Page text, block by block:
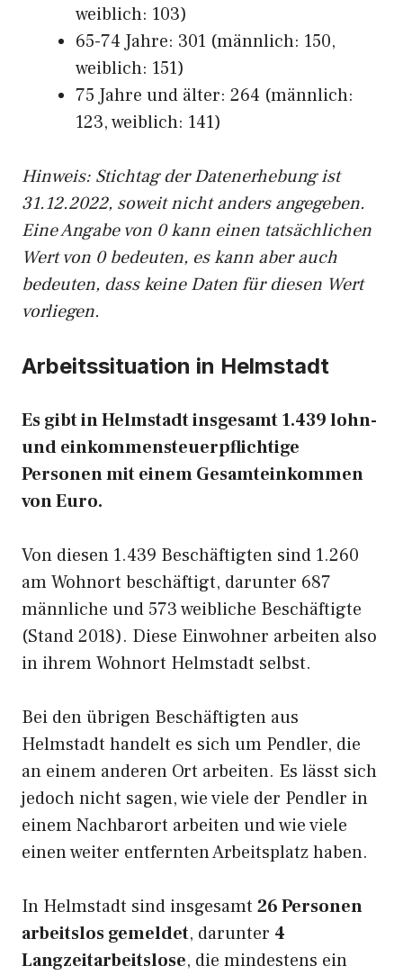
weiblich: 103)
65-74 Jahre: 301 (männlich: 150,
weiblich: 151)
75 Jahre und älter: 264 (männlich:
123, weiblich: 141)
Hinweis: Stichtag der Datenerhebung ist
31.12.2022, soweit nicht anders angegeben.
Eine Angabe von 0 kann einen tatsächlichen
Wert von 0 bedeuten, es kann aber auch
bedeuten, dass keine Daten für diesen Wert
vorliegen.
Arbeitssituation in Helmstadt
Es gibt in Helmstadt insgesamt 1.439 lohn-
und einkommensteuerpflichtige
Personen mit einem Gesamteinkommen
von Euro.
Von diesen 1.439 Beschäftigten sind 1.260
am Wohnort beschäftigt, darunter 687
männliche und 573 weibliche Beschäftigte
(Stand 2018). Diese Einwohner arbeiten also
in ihrem Wohnort Helmstadt selbst.
Bei den übrigen Beschäftigten aus
Helmstadt handelt es sich um Pendler, die
an einem anderen Ort arbeiten. Es lässt sich
jedoch nicht sagen, wie viele der Pendler in
einem Nachbarort arbeiten und wie viele
einen weiter entfernten Arbeitsplatz haben.
In Helmstadt sind insgesamt 26 Personen
arbeitslos gemeldet, darunter 4
Langzeitarbeitslose, die mindestens ein